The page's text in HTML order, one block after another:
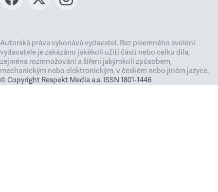
Autorská práva vykonává vydavatel. Bez písemného svolení
vydavatele je zakázáno jakékoli užití částí nebo celku díla,
zejména rozmnožování a šíření jakýmkoli způsobem,
mechanickým nebo elektronickým, v českém nebo jiném jazyce.
© Copyright Respekt Media a.s. ISSN 1801-1446